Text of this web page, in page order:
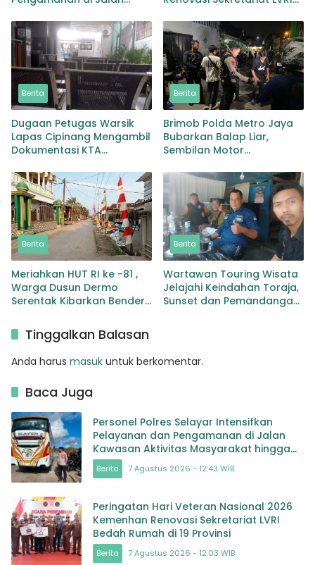
Masyarakat hingga
Pelabuhan
Berita
Dugaan Petugas Warsik
Lapas Cipinang Mengambil
Dokumentasi KTA
Perintah,Tuai Sorotan
Berita
Brimob Polda Metro Jaya
Bubarkan Balap Liar,
Sembilan Motor
Timur
Berita
Meriahkan HUT RI ke -81 ,
Warga Dusun Dermo
Serentak Kibarkan Bendera
Berita
Wartawan Touring Wisata
Jelajahi Keindahan Toraja,
Sunset dan Pemandangan
Tinggalkan Balasan
Anda harus masuk untuk berkomentar.
Baca Juga
Personel Polres Selayar Intensifkan
Pelayanan dan Pengamanan di Jalan
Kawasan Aktivitas Masyarakat hingga
Pelabuhan
Berita 7 Agustus 2026 - 12:43 WIB
Peringatan Hari Veteran Nasional 2026
Kemenhan Renovasi Sekretariat LVRI
Bedah Rumah di 19 Provinsi
Berita 7 Agustus 2026 - 12:03 WIB